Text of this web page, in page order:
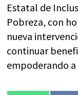
Estatal de
Pobreza, con
nueva
continuar
empoderando a